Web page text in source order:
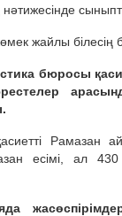
нәтижесінде
жайлы білесің
бюросы
Рамазан
есімі, ал